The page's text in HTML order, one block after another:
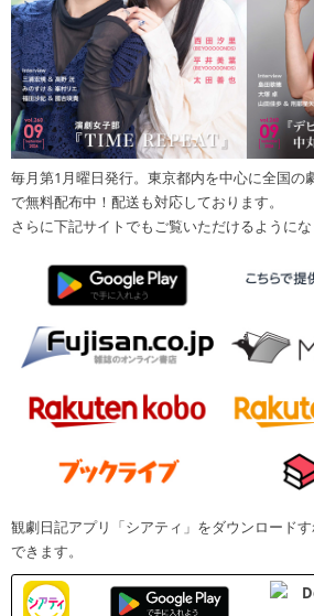
毎月第1月曜日発行。東京都内を中心に全国の
で無料配布中！配送も対応しております。
さらに下記サイトでもご覧いただけるようにな
観劇日記アプリ「シアティ」をダウンロード
できます。